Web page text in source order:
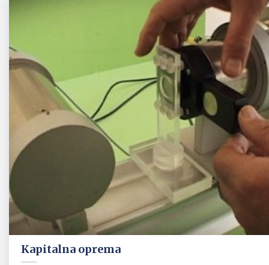
Kapitalna oprema